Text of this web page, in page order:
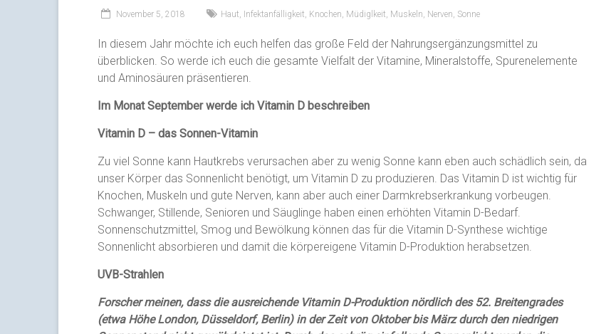
November 5, 2018 Haut, Infektanfälligkeit, Knochen, Müdiglkeit, Muskeln, Nerven, Sonne
In diesem Jahr möchte ich euch helfen das große Feld der Nahrungsergänzungsmittel zu
überblicken. So werde ich euch die gesamte Vielfalt der Vitamine, Mineralstoffe, Spurenelemente
und Aminosäuren präsentieren.
Im Monat September werde ich Vitamin D beschreiben
Vitamin D – das Sonnen-Vitamin
Zu viel Sonne kann Hautkrebs verursachen aber zu wenig Sonne kann eben auch schädlich sein, da
unser Körper das Sonnenlicht benötigt, um Vitamin D zu produzieren. Das Vitamin D ist wichtig für
Knochen, Muskeln und gute Nerven, kann aber auch einer Darmkrebserkrankung vorbeugen.
Schwanger, Stillende, Senioren und Säuglinge haben einen erhöhten Vitamin D-Bedarf.
Sonnenschutzmittel, Smog und Bewölkung können das für die Vitamin D-Synthese wichtige
Sonnenlicht absorbieren und damit die körpereigene Vitamin D-Produktion herabsetzen.
UVB-Strahlen
Forscher meinen, dass die ausreichende Vitamin D-Produktion nördlich des 52. Breitengrades
(etwa Höhe London, Düsseldorf, Berlin) in der Zeit von Oktober bis März durch den niedrigen